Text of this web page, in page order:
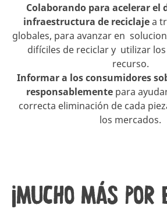
Colaborando para acelerar el
infraestructura de reciclajea
globales, para avanzar en
difíciles de reciclar y utilizar
recurso.
Informar a los consumidores
responsablemente para
correcta eliminación de cada
los mercados.
¡MUCHO MÁS POR